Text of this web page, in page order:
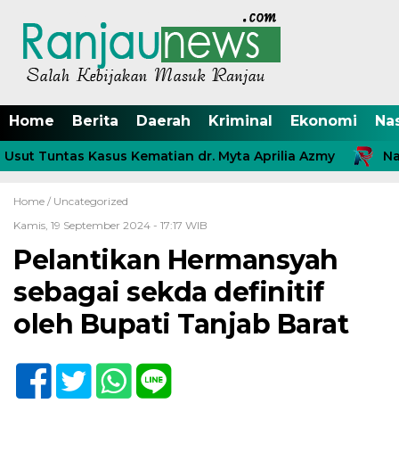
Home Berita Daerah Kriminal Ekonomi
Tuntas Kasus Kematian dr. Myta Aprilia Azmy
Home / Uncategorized
Kamis, 19 September 2024 - 17:17 WIB
Pelantikan Hermansyah
sebagai sekda definitif
oleh Bupati Tanjab Barat